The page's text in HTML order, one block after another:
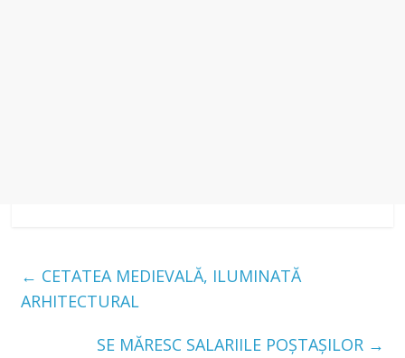
← CETATEA MEDIEVALĂ, ILUMINATĂ
ARHITECTURAL
SE MĂRESC SALARIILE POȘTAȘILOR →